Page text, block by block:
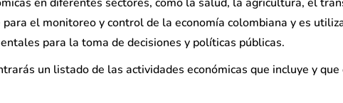
para el monitoreo y control de la economía colombiana y es
para la toma de decisiones y políticas públicas.
un listado de las actividades económicas que incluye y que